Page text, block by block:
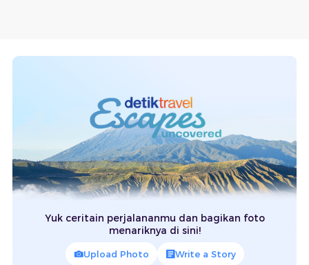
Yuk ceritain perjalananmu dan bagikan foto
menariknya di sini!
Upload Photo Write a Story